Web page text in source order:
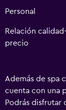
Personal
Relación calidad-
precio
Además de spa
cuenta con una
Podrás disfrutar